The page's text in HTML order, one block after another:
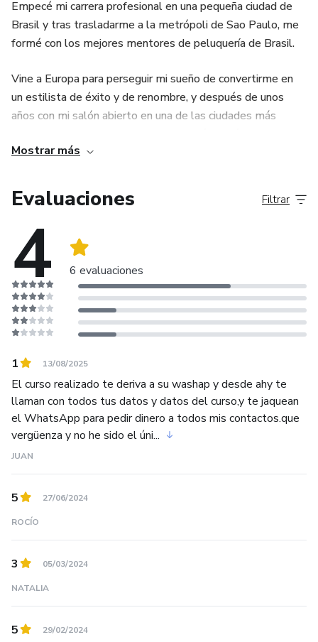
Empecé mi carrera profesional en una pequeña ciudad de
Brasil y tras trasladarme a la metrópoli de Sao Paulo, me
formé con los mejores mentores de peluquería de Brasil.
Vine a Europa para perseguir mi sueño de convertirme en
un estilista de éxito y de renombre, y después de unos
años con mi salón abierto en una de las ciudades más
balayage avanzado junto con mi socio Paulo Pequea.
Hoy tengo un salón en el corazón de Barcelona con una
lista de espera de meses, más de 1200 formados con mi
metodología y siendo embajador de la marca internacional
Redken.
Hoy, a través de esta formación, busco llegar a más
estilistas para que transformen sus carreras, como yo
transformé la mía, y conquisten para alcanzar sus metas
profesionales.
QUIERO CONTRIBUIR A ELEVAR EL GREMIO DE
ESTILISTAS Y QUE SE NOS VALORE COMO
VERDADEROS ARTISTAS.
Mostrar más
Evaluaciones
4 6 evaluaciones
Filtrar
1 13/08/2025
El curso realizado te deriva a su washap y desde ahy te
llaman con todos tus datos y datos del curso,y te jaquean
el WhatsApp para pedir dinero a todos mis contactos.que
vergüenza y no he sido el úni...
JUAN
5 27/06/2024
ROCÍO
3 05/03/2024
NATALIA
5 29/02/2024